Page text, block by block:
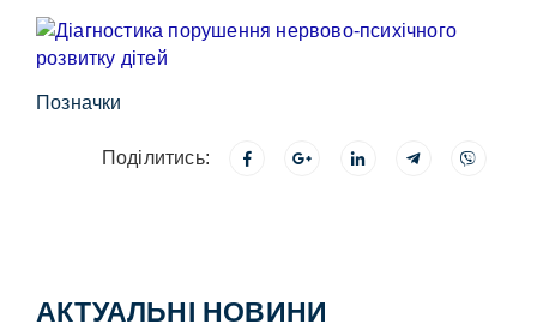
Позначки
Поділитись:
АКТУАЛЬНІ НОВИНИ